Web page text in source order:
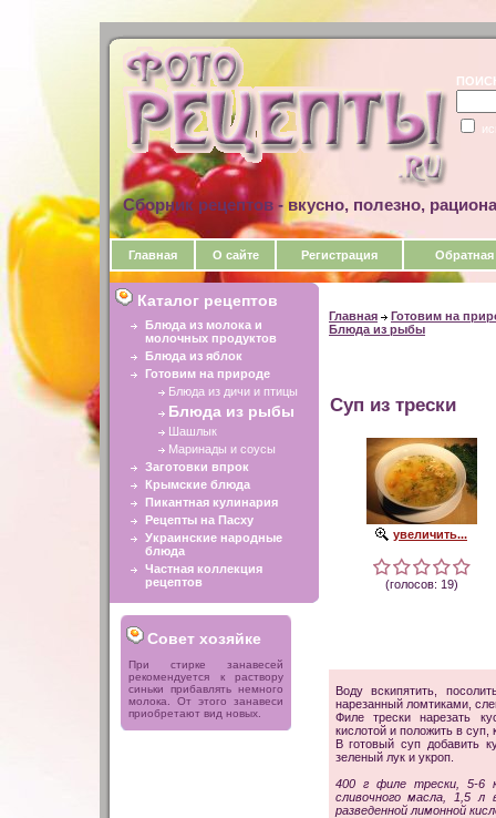
Сборник рецептов - вкусно, полезно,
Главная О сайте Регистрация Обратная
Каталог рецептов
Блюда из молока и
молочных продуктов
Блюда из яблок
Готовим на природе
Блюда из дичи и птицы
Блюда из рыбы
Шашлык
Маринады и соусы
Заготовки впрок
Крымские блюда
Пикантная кулинария
Рецепты на Пасху
Украинские народные
блюда
Частная коллекция
рецептов
Совет хозяйке
При стирке занавесей
рекомендуется к раствору
синьки прибавлять немного
молока. От этого занавеси
приобретают вид новых.
Главная
Готовим на
Блюда из рыбы
Суп из трески
увеличить...
(голосов: 19)
Воду вскипятить,
нарезанный ломтиками,
Филе трески нарезать
кислотой и положить в суп,
В готовый суп добавить
зеленый лук и укроп.
400 г филе трески, 5-6
сливочного масла, 1,5
разведенной лимонной